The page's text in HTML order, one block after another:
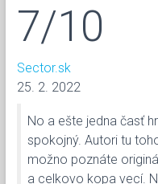
7/10
Sector.sk
25. 2. 2022
No a ešte jedna časť
spokojný. Autori tu
možno poznáte
a celkovo kopa vecí.